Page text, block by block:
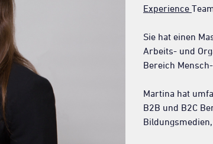
Experience
Sie hat einen
Arbeits- und
Bereich
Martina hat
B2B und B2C